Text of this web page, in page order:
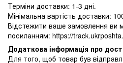
Терміни доставки: 1-3 дні.
Мінімальна вартість доставки:
Відстежити ваше замовлення ви
посиланням: https://
Додаткова інформація про
Для того, щоб товар був